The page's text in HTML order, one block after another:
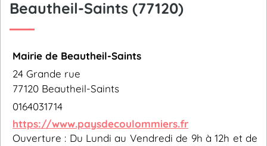
Beautheil-Saints (77120)
Mairie de Beautheil-Saints
24 Grande rue
77120 Beautheil-Saints
0164031714
https://www.paysdecoulommiers.fr
Ouverture : Du Lundi au Vendredi de 9h à 12h et de